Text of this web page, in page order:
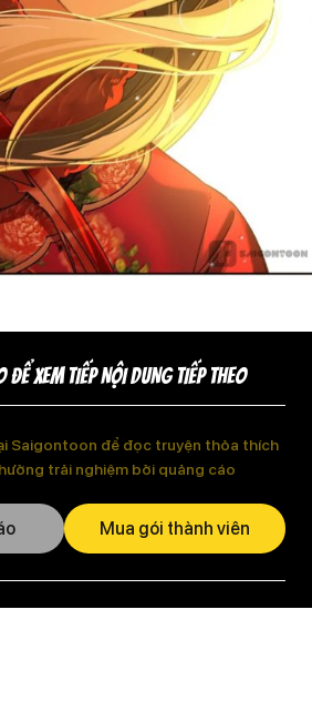
ĐỂ XEM TIẾP NỘI DUNG TIẾP THEO
Saigontoon để đọc truyện thỏa thích
trải nghiệm bởi quảng cáo
Mua gói thành viên